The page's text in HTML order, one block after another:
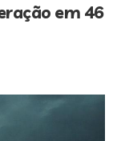
em 46